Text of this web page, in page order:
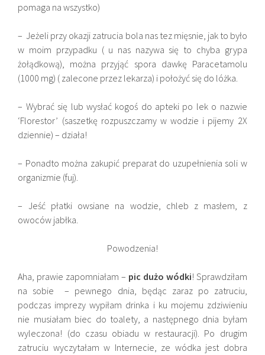
pomaga na wszystko)
– Jeżeli przy okazji zatrucia bola nas tez mięsnie, jak to było
w moim przypadku ( u nas nazywa się to chyba grypa
żołądkową), można przyjąć spora dawkę Paracetamolu
(1000 mg) ( zalecone przez lekarza) i położyć się do lóżka.
– Wybrać się lub wysłać kogoś do apteki po lek o nazwie
‘Florestor’ (saszetkę rozpuszczamy w wodzie i pijemy 2X
dziennie) – działa!
– Ponadto można zakupić preparat do uzupełnienia soli w
organizmie (fuj).
– Jeść płatki owsiane na wodzie, chleb z masłem, z
owoców jabłka.
Powodzenia!
Aha, prawie zapomniałam – pic dużo wódki! Sprawdziłam
na sobie – pewnego dnia, będąc zaraz po zatruciu,
podczas imprezy wypiłam drinka i ku mojemu zdziwieniu
nie musiałam biec do toalety, a następnego dnia byłam
wyleczona! (do czasu obiadu w restauracji). Po drugim
zatruciu wyczytałam w Internecie, ze wódka jest dobra